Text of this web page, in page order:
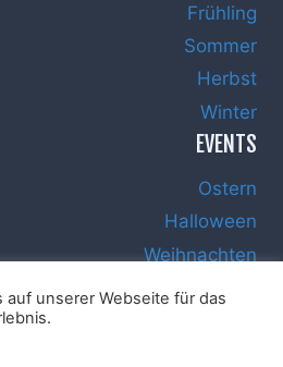
Frühling
Sommer
Herbst
Winter
EVENTS
Ostern
Halloween
Weihnachten
Silvester
unserer Webseite für das